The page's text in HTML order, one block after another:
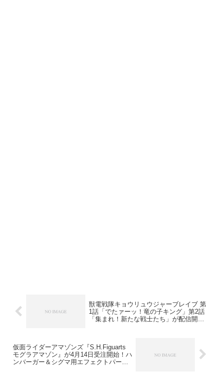
獣電戦隊キョウリュウジャーブレイブ 第
1話「でたァーッ！竜の子キング」第2話
「集まれ！新たな戦士たち」が配信開
仮面ライダーアマゾンズ『S.H.Figuarts
モグラアマゾン』が4月14日受注開始！ハ
ンバーガー＆シグマ用エフェクトパーツ